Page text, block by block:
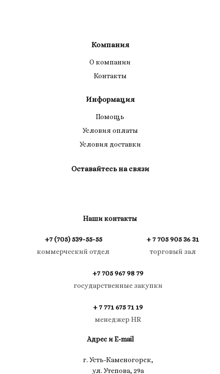
Компания
О компании
Контакты
Информация
Помощь
Условия оплаты
Условия доставки
Оставайтесь на связи
Наши контакты
+7 (705) 539-55-55
коммерческий отдел
+ 7 705 905 36 31
торговый зал
+7 705 967 98 79
государственные закупки
+ 7 771 675 71 19
менеджер HR
Адрес и E-mail
г. Усть-Каменогорск,
ул. Утепова, 29а